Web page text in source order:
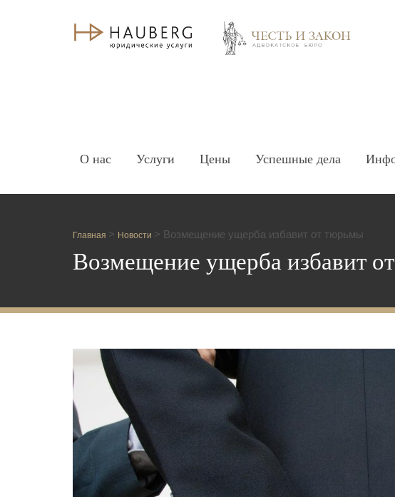
О нас Услуги Цены Успешные дела
Главная > Новости > Возмещение ущерба избавит от тюрьмы
Возмещение ущерба избавит